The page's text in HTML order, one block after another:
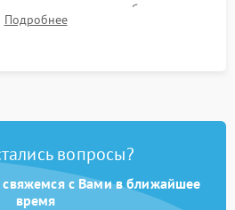
режима и стабильности
пиковой нагрузкой.
Подробнее
вопросы?
свяжемся с Вами в ближайшее
время